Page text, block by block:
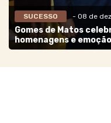
SUCESSO - 08 de
Gomes de Matos
homenagens e